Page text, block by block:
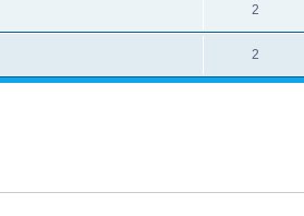
2
2